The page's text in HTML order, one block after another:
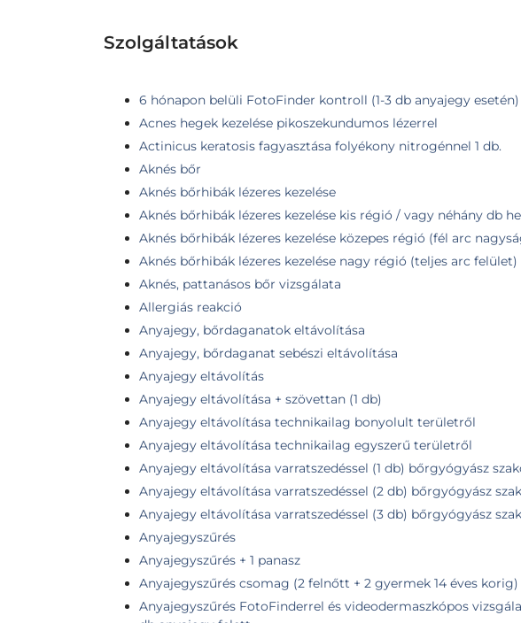
Szolgáltatások
6 hónapon belüli FotoFinder kontroll (1-3 db anyajegy esetén)
Acnes hegek kezelése pikoszekundumos lézerrel
Actinicus keratosis fagyasztása folyékony nitrogénnel 1 db.
Aknés bőr
Aknés bőrhibák lézeres kezelése
Aknés bőrhibák lézeres kezelése kis régió / vagy néhány db
Aknés bőrhibák lézeres kezelése közepes régió (fél arc
Aknés bőrhibák lézeres kezelése nagy régió (teljes arc felület)
Aknés, pattanásos bőr vizsgálata
Allergiás reakció
Anyajegy, bőrdaganatok eltávolítása
Anyajegy, bőrdaganat sebészi eltávolítása
Anyajegy eltávolítás
Anyajegy eltávolítása + szövettan (1 db)
Anyajegy eltávolítása technikailag bonyolult területről
Anyajegy eltávolítása technikailag egyszerű területről
Anyajegy eltávolítása varratszedéssel (1 db) bőrgyógyász
Anyajegy eltávolítása varratszedéssel (2 db) bőrgyógyász
Anyajegy eltávolítása varratszedéssel (3 db) bőrgyógyász
Anyajegyszűrés
Anyajegyszűrés + 1 panasz
Anyajegyszűrés csomag (2 felnőtt + 2 gyermek 14 éves korig)
Anyajegyszűrés FotoFinderrel és videodermaszkópos